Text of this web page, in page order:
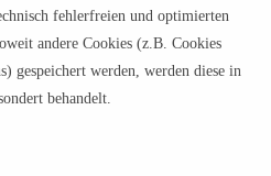
fehlerfreien und optimierten
andere Cookies (z.B. Cookies
gespeichert werden, werden diese in
behandelt.